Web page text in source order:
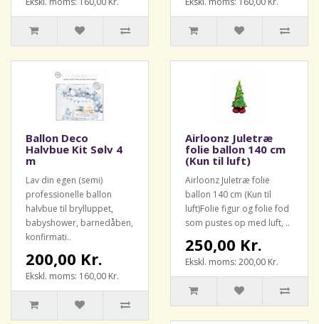
Ballon Deco
Halvbue Kit Sølv 4
m
Lav din egen (semi)
professionelle ballon
halvbue til brylluppet,
babyshower, barnedåben,
konfirmati..
200,00 Kr.
Ekskl. moms: 160,00 Kr.
Airloonz Juletræ
folie ballon 140 cm
(Kun til luft)
Airloonz Juletræ folie
ballon 140 cm (Kun til
luft)Folie figur og folie fod
som pustes op med luft, ..
250,00 Kr.
Ekskl. moms: 200,00 Kr.